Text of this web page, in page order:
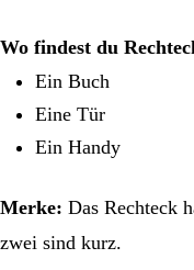
Wo findest du
Ein Buch
Eine Tür
Ein Handy
Merke: Das Rechteck
zwei sind kurz.